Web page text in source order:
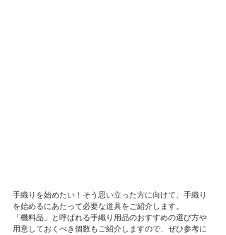
手織りを始めたい！そう思い立った方に向けて、手織り
を始めるにあたって必要な道具をご紹介します。
「機料品」と呼ばれる手織り用品のおすすめの選び方や
用意しておくべき個数もご紹介しますので、ぜひ参考に